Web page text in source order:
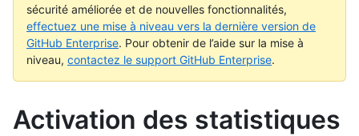
sécurité améliorée et de nouvelles fonctionnalités,
effectuez une mise à niveau vers la dernière version de
GitHub Enterprise. Pour obtenir de l’aide sur la mise à
niveau, contactez le support GitHub Enterprise.
Activation des statistiques